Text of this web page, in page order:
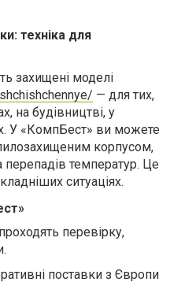
техніка для
захищені моделі
/ — для тих,
на будівництві, у
У «КомпБест» ви можете
корпусом,
перепадів температур. Це
ситуаціях.
перевірку,
поставки з Європи